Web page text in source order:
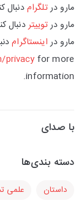
مارو درتلگرامدنبال
مارو درتوییتردنبال
مارو دراینستاگرام
privacy for more
information.
با صدای
دسته بندی‌ها
داستان علمی